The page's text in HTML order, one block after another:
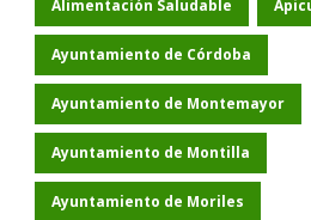
Alimentación Saludable
Ayuntamiento de Córdoba
Ayuntamiento de Montemayor
Ayuntamiento de Montilla
Ayuntamiento de Moriles